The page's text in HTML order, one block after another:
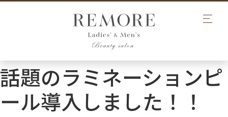
話題のラミネーションピ
ール導入しました！！